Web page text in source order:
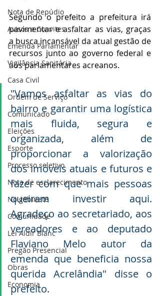
Nota de Repúdio
Avisos e Convites
Emenda Parlamentar
Vigilância Sanitária
Casa Civil
Ordem de Serviço
Comunicado
Eleições
Esporte
Processo seletivo
Nota de esclarecimento
No gabinete
Comunidade
Lei Aldir Blanc
Pregão Presencial
Obras
Economia
Segundo o prefeito a prefeitura irá
pavimentar e asfaltar as vias, graças
a busca incansável da atual gestão de
recursos junto ao governo federal e
aos parlamentares acreanos.
"Vamos asfaltar as vias do
bairro e garantir uma logística
mais fluida, segura e
organizada, além de
proporcionar a valorização
dos imóveis atuais e futuros e
fazer com que mais pessoas
queiram investir aqui.
Agradeço ao secretariado, aos
vereadores e ao deputado
Flaviano Melo autor da
emenda que beneficia nossa
querida Acrelândia" disse o
prefeito.